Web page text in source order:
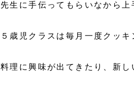
先生に手伝ってもらいなから上
５歳児クラスは毎月一度クッキ
料理に興味が出てきたり、新し